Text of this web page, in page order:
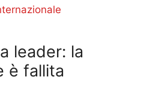
leader: la
è fallita